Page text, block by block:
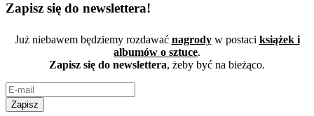
Zapisz się do newslettera!
Już niebawem będziemy rozdawać nagrodyw postaci książek i
albumów o sztuce.
Zapisz się do newslettera, żeby być na bieżąco.
Zapisz